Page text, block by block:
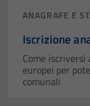
ANAGRAFE E
Iscrizione
Come iscriversi
europei per
comunali